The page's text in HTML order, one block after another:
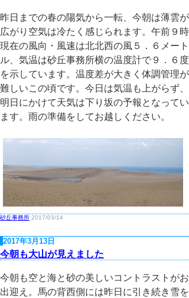
昨日までの春の陽気から一転、今朝は薄雲が
広がり空気は冷たく感じられます。午前９時
現在の風向・風速は北北西の風５．６メート
ル、気温は砂丘事務所横の温度計で９．６度
を示しています。温度差が大きく体調管理が
難しいこの頃です。今日は気温も上がらず、
明日にかけて天気は下り坂の予報となってい
ます。雨の準備をしてお越しください。
砂丘事務所 2017/03/14
2017年3月13日
今朝も大山が見えました
今朝も空と海と砂の美しいコントラストがお
出迎え。馬の背西側には昨日に引き続き雪を